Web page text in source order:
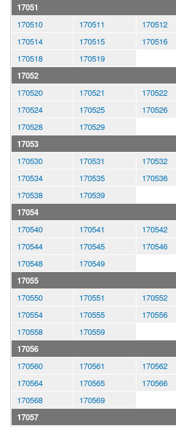
17051
170510
170511 170512
170514
170515 170516
170518
170519
17052
170520
170521 170522
170524
170525 170526
170528
170529
17053
170530
170531 170532
170534
170535 170536
170538
170539
17054
170540
170541 170542
170544
170545 170546
170548
170549
17055
170550
170551 170552
170554
170555 170556
170558
170559
17056
170560
170561 170562
170564
170565 170566
170568
170569
17057